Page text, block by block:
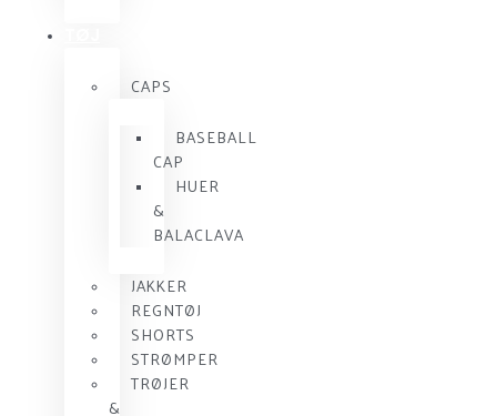
CAPS
BASEBALL
CAP
HUER
&
BALACLAVA
JAKKER
REGNTØJ
SHORTS
STRØMPER
TRØJER
&